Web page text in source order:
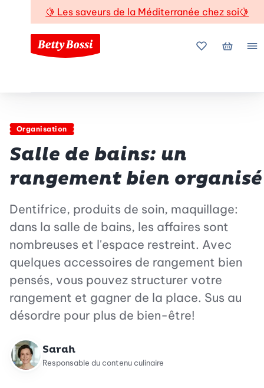
🍋 Les saveurs de la Méditerranée chez soi🍋
Mes favoris
Mon
Organisation
Salle de bains: un
rangement bien organisé
Dentifrice, produits de soin, maquillage:
dans la salle de bains, les affaires sont
nombreuses et l'espace restreint. Avec
quelques accessoires de rangement bien
pensés, vous pouvez structurer votre
rangement et gagner de la place. Sus au
désordre pour plus de bien-être!
Sarah
Responsable du contenu culinaire